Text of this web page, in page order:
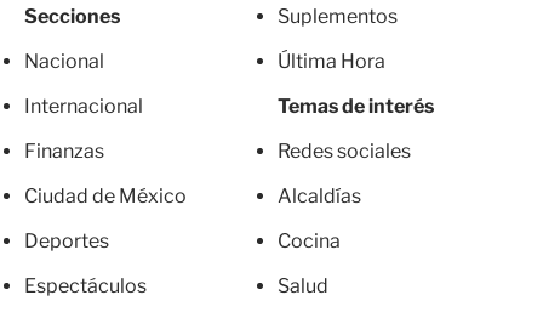
Secciones
Nacional
Internacional
Finanzas
Ciudad de México
Deportes
Espectáculos
Suplementos
Última Hora
Temas de interés
Redes sociales
Alcaldías
Cocina
Salud